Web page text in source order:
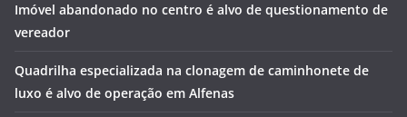
Imóvel abandonado no centro é alvo de questionamento de
vereador
Quadrilha especializada na clonagem de caminhonete de
luxo é alvo de operação em Alfenas